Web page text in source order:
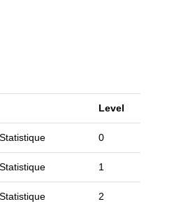
Level
0
1
2